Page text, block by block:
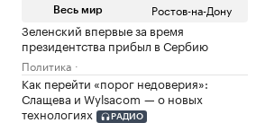
Весь мир Ростов-на-Дону
Зеленский впервые за время
президентства прибыл в Сербию
Политика
Как перейти «порог недоверия»:
Слащева и Wylsacom — о новых
технологиях
РАДИО